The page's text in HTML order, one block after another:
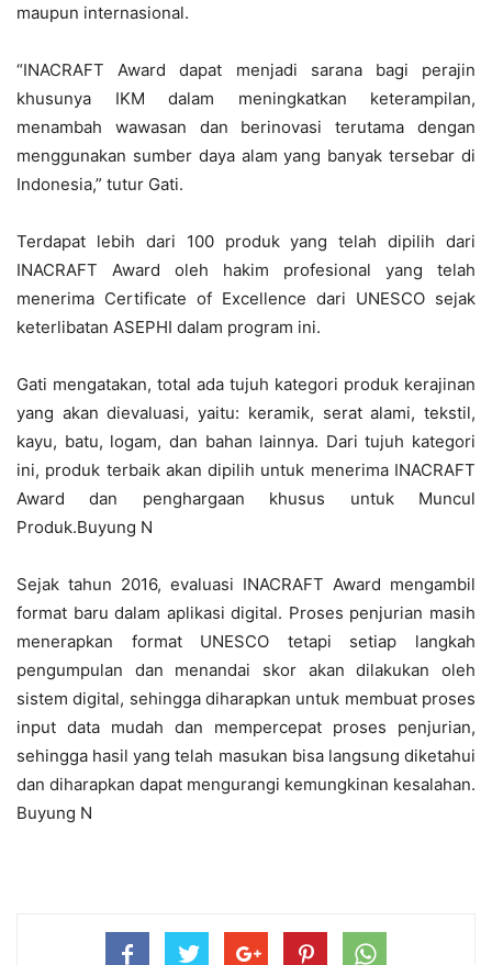
maupun internasional.
“INACRAFT Award dapat menjadi sarana bagi perajin
khusunya IKM dalam meningkatkan keterampilan,
menambah wawasan dan berinovasi terutama dengan
menggunakan sumber daya alam yang banyak tersebar di
Indonesia,” tutur Gati.
Terdapat lebih dari 100 produk yang telah dipilih dari
INACRAFT Award oleh hakim profesional yang telah
menerima Certificate of Excellence dari UNESCO sejak
keterlibatan ASEPHI dalam program ini.
Gati mengatakan, total ada tujuh kategori produk kerajinan
yang akan dievaluasi, yaitu: keramik, serat alami, tekstil,
kayu, batu, logam, dan bahan lainnya. Dari tujuh kategori
ini, produk terbaik akan dipilih untuk menerima INACRAFT
Award dan penghargaan khusus untuk Muncul
Produk.Buyung N
Sejak tahun 2016, evaluasi INACRAFT Award mengambil
format baru dalam aplikasi digital. Proses penjurian masih
menerapkan format UNESCO tetapi setiap langkah
pengumpulan dan menandai skor akan dilakukan oleh
sistem digital, sehingga diharapkan untuk membuat proses
input data mudah dan mempercepat proses penjurian,
sehingga hasil yang telah masukan bisa langsung diketahui
dan diharapkan dapat mengurangi kemungkinan kesalahan.
Buyung N